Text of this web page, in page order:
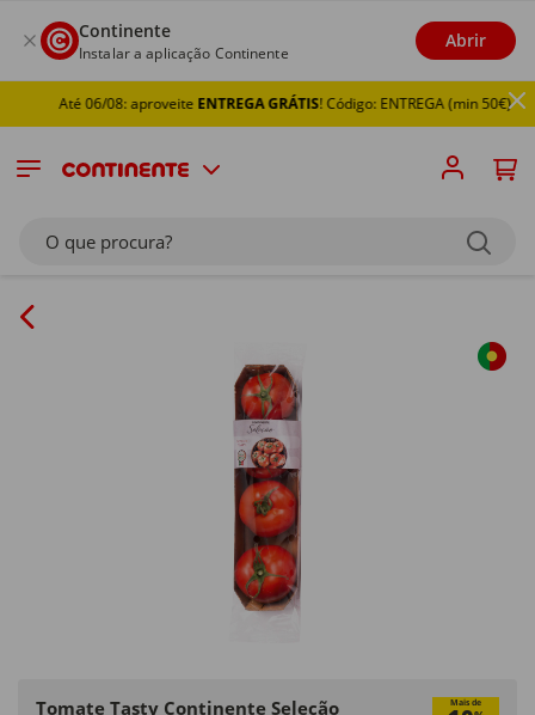
Continente
Instalar a aplicação Continente
Abrir
Até 06/08: aproveiteENTREGA GRÁTIS! Código: ENTREGA (min 50€)
O que procura?
Tomate Tasty Continente Seleção Mais de